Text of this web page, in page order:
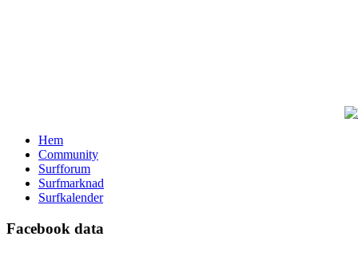
Hem
Community
Surfforum
Surfmarknad
Surfkalender
Facebook data